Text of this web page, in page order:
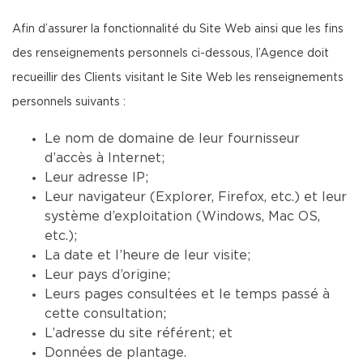
Afin d’assurer la fonctionnalité du Site Web ainsi que les fins
des renseignements personnels ci-dessous, l’Agence doit
recueillir des Clients visitant le Site Web les renseignements
personnels suivants :
Le nom de domaine de leur fournisseur
d’accès à Internet;
Leur adresse IP;
Leur navigateur (Explorer, Firefox, etc.) et leur
système d’exploitation (Windows, Mac OS,
etc.);
La date et l’heure de leur visite;
Leur pays d’origine;
Leurs pages consultées et le temps passé à
cette consultation;
L’adresse du site référent; et
Données de plantage.